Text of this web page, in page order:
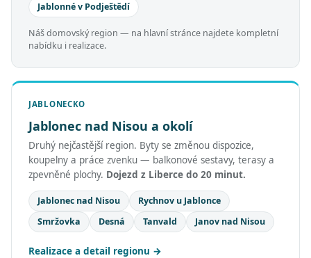
Jablonné v Podještědí
Náš domovský region — na hlavní stránce najdete kompletní
nabídku i realizace.
JABLONECKO
Jablonec nad Nisou a okolí
Druhý nejčastější region. Byty se změnou dispozice,
koupelny a práce zvenku — balkonové sestavy, terasy a
zpevněné plochy. Dojezd z Liberce do 20 minut.
Jablonec nad Nisou
Rychnov u Jablonce
Smržovka
Desná Tanvald Janov nad Nisou
Realizace a detail regionu